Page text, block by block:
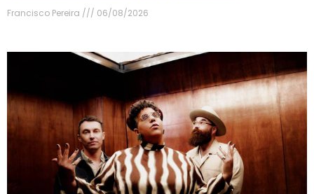
Francisco Pereira 06/08/2026